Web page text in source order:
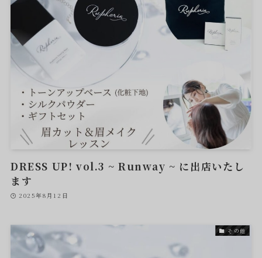
DRESS UP! vol.3 ~ Runway ~ に出店いたし
ます
2025年8月12日
その他